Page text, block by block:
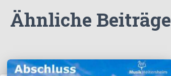
Ähnliche Beiträge